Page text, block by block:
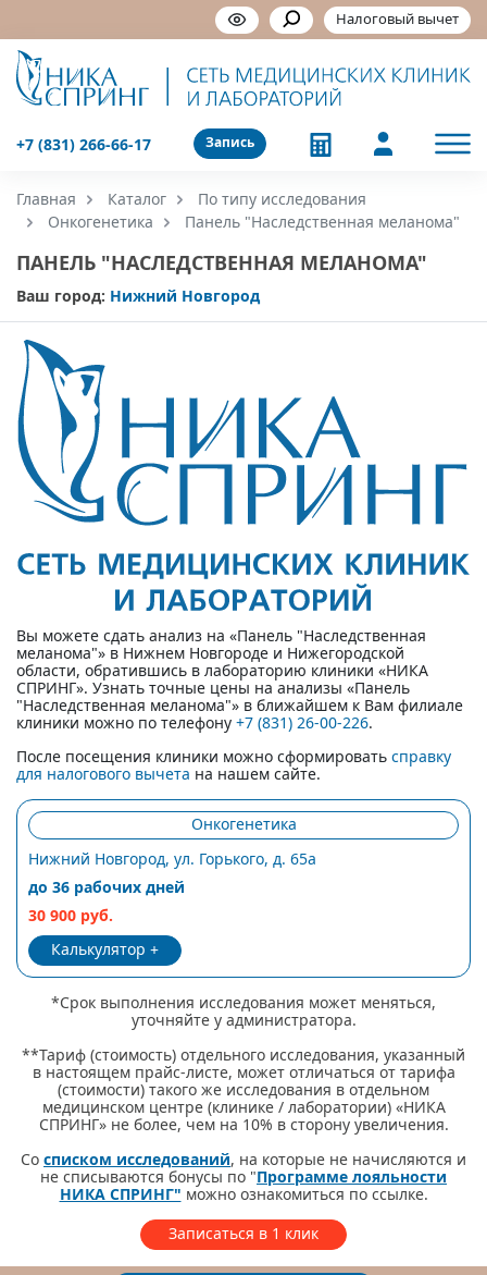
Налоговый вычет
Запись
+7 (831) 266-66-17
Главная Каталог
По типу исследования
Онкогенетика
Панель "Наследственная меланома"
ПАНЕЛЬ "НАСЛЕДСТВЕННАЯ МЕЛАНОМА"
Ваш город: Нижний Новгород
Вы можете сдать анализ на «Панель "Наследственная
меланома"» в Нижнем Новгороде и Нижегородской
области, обратившись в лабораторию клиники «НИКА
СПРИНГ». Узнать точные цены на анализы «Панель
"Наследственная меланома"» в ближайшем к Вам филиале
клиники можно по телефону +7 (831) 26-00-226.
После посещения клиники можно сформировать справку
для налогового вычета на нашем сайте.
Онкогенетика
Нижний Новгород, ул. Горького, д. 65а
до 36 рабочих дней
30 900 руб.
Калькулятор
*Срок выполнения исследования может меняться,
уточняйте у администратора.
**Тариф (стоимость) отдельного исследования, указанный
в настоящем прайс-листе, может отличаться от тарифа
(стоимости) такого же исследования в отдельном
медицинском центре (клинике / лаборатории) «НИКА
СПРИНГ» не более, чем на 10% в сторону увеличения.
Со списком исследований, на которые не начисляются и
не списываются бонусы по "Программе лояльности
НИКА СПРИНГ" можно ознакомиться по ссылке.
Записаться в 1 клик